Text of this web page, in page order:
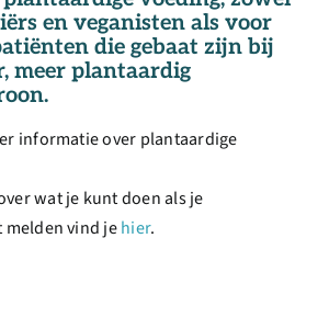
en veganisten als voor
die gebaat zijn bij
meer plantaardig
informatie over plantaardige
wat je kunt doen als je
vind jehier.